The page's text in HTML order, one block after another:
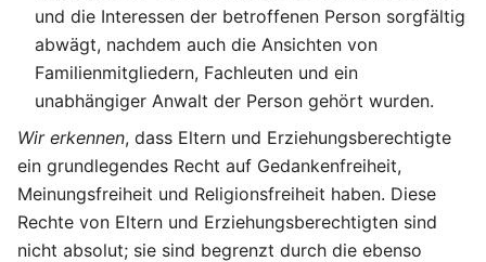
und die Interessen der betroffenen Person sorgfältig
abwägt, nachdem auch die Ansichten von
Familienmitgliedern, Fachleuten und ein
unabhängiger Anwalt der Person gehört wurden.
Wir erkennen, dass Eltern und Erziehungsberechtigte
ein grundlegendes Recht auf Gedankenfreiheit,
Meinungsfreiheit und Religionsfreiheit haben. Diese
Rechte von Eltern und Erziehungsberechtigten sind
nicht absolut; sie sind begrenzt durch die ebenso